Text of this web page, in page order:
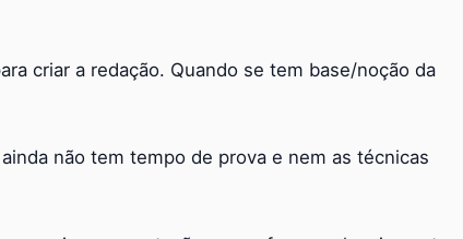
criar a redação. Quando se tem base/noção da
não tem tempo de prova e nem as técnicas